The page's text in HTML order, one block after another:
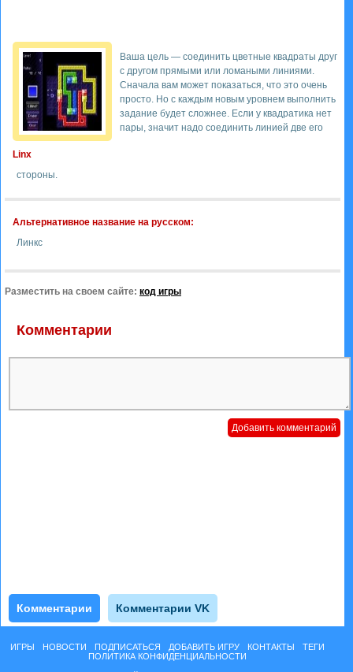
Linx
Ваша цель — соединить цветные квадраты друг
с другом прямыми или ломаными линиями.
Сначала вам может показаться, что это очень
просто. Но с каждым новым уровнем выполнить
задание будет сложнее. Если у квадратика нет
пары, значит надо соединить линией две его
стороны.
Альтернативное название на русском:
Линкс
Разместить на своем сайте: код игры
Комментарии
Комментарии Комментарии VK
ИГРЫ НОВОСТИ ПОДПИСАТЬСЯ ДОБАВИТЬ ИГРУ КОНТАКТЫ
ТЕГИ
ПОЛИТИКА КОНФИДЕНЦИАЛЬНОСТИ